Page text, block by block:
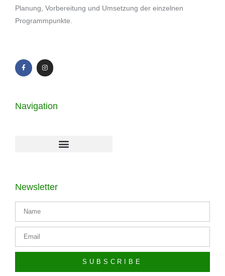
Planung, Vorbereitung und Umsetzung der einzelnen
Programmpunkte.
Navigation
Newsletter
SUBSCRIBE